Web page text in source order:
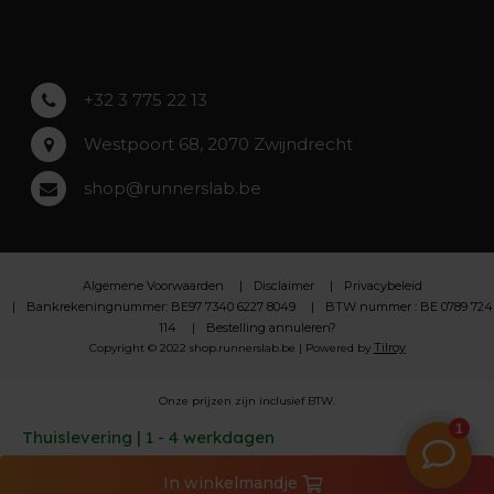
Thuislevering | 1 - 4 werkdagen
In winkelmandje
+32 3 775 22 13
Westpoort 68, 2070 Zwijndrecht
shop@runnerslab.be
Algemene Voorwaarden Disclaimer
Privacybeleid
Bankrekeningnummer: BE97 7340 6227 8049
BTW nummer : BE 0789 724
114
Bestelling annuleren?
Copyright © 2022 shop.runnerslab.be | Powered by Tilroy
Onze prijzen zijn inclusief BTW.